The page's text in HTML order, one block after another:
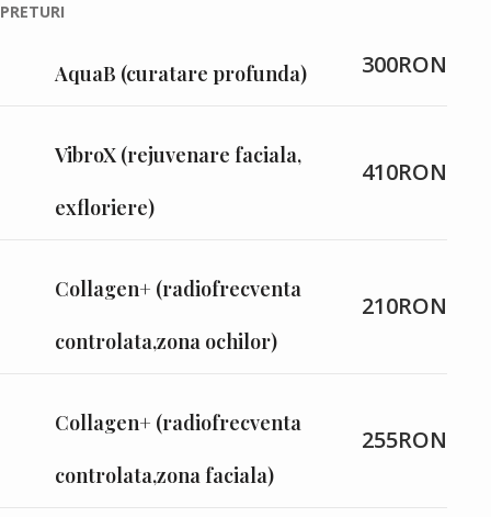
PRETURI
AquaB (curatare profunda) 300RON
VibroX (rejuvenare faciala,
exfloriere)
410RON
Collagen+ (radiofrecventa
controlata,zona ochilor)
210RON
Collagen+ (radiofrecventa
controlata,zona faciala)
255RON